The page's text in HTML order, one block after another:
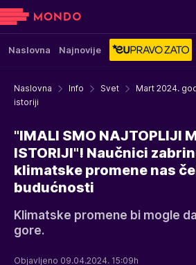
Naslovna Najnovije
Naslovna Info Svet
Mart 2024.
istoriji
"IMALI SMO NAJTOPLIJI
ISTORIJI"! Naučnici
klimatske promene nas
budućnosti
Klimatske promene bi mogle
gore.
Objavljeno 09.04.2024. 15:09h